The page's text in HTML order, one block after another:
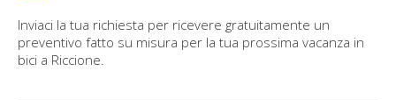
Inviaci la tua richiesta per ricevere gratuitamente un
preventivo fatto su misura per la tua prossima vacanza in
bici a Riccione.